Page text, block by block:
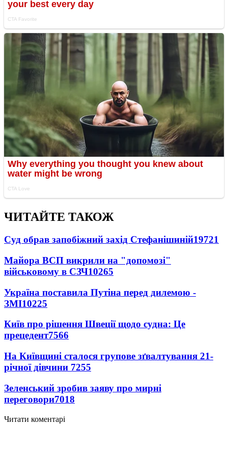
ЧИТАЙТЕ ТАКОЖ
Суд обрав запобіжний захід Стефанішиній19721
Майора ВСП викрили на "допомозі"
військовому в СЗЧ10265
Україна поставила Путіна перед дилемою -
ЗМІ10225
Київ про рішення Швеції щодо судна: Це
прецедент7566
На Київщині сталося групове зґвалтування 21-
річної дівчини 7255
Зеленський зробив заяву про мирні
переговори7018
Читати коментарі